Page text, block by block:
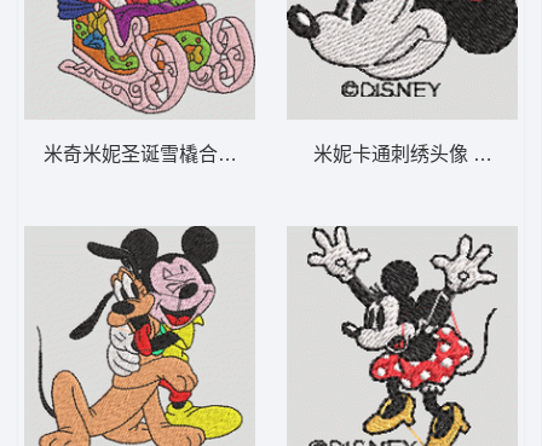
米奇米妮圣诞雪橇合影 米奇和米妮 2-DST格
米妮卡通刺绣头像 米妮